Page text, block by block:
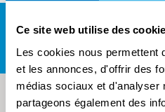
Ce site web utilise des
Les cookies nous permettent
et les annonces, d'offrir des
médias sociaux et d'analyser
partageons également des
ESPACE DE